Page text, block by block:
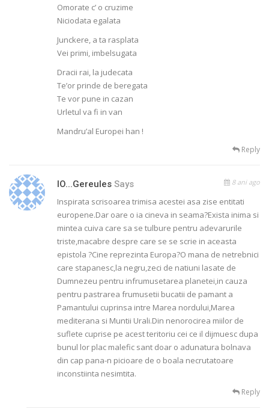
Omorate c’ o cruzime
Niciodata egalata
Junckere, a ta rasplata
Vei primi, imbelsugata
Dracii rai, la judecata
Te’or prinde de beregata
Te vor pune in cazan
Urletul va fi in van
Mandru’al Europei han !
Reply
IO...gereules Says 8 ani ago
Inspirata scrisoarea trimisa acestei asa zise entitati
europene.Dar oare o ia cineva in seama?Exista inima si
mintea cuiva care sa se tulbure pentru adevarurile
triste,macabre despre care se se scrie in aceasta
epistola ?Cine reprezinta Europa?O mana de netrebnici
care stapanesc,la negru,zeci de natiuni lasate de
Dumnezeu pentru infrumusetarea planetei,in cauza
pentru pastrarea frumusetii bucatii de pamant a
Pamantului cuprinsa intre Marea nordului,Marea
mediterana si Muntii Urali.Din nenorocirea miilor de
suflete cuprise pe acest teritoriu cei ce il dijmuesc dupa
bunul lor plac malefic sant doar o adunatura bolnava
din cap pana-n picioare de o boala necrutatoare
inconstiinta nesimtita.
Reply